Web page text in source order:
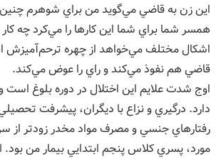
اين زن به قاضي مي‌گويد من براي شوهرم چنين
همسر شما براي شما اين كارها را مي‌كرد چه
اشكال مختلف مي‌خواهد از چهره ترحم‌آميزش
قاضي هم نفوذ مي‌كند و راي‌ را عوض مي‌كند.
اوج شدت علايم اين اختلال در دوره بلوغ است
دارد. درگيري و نزاع با ديگران، پيشرفت
رفتارهاي جنسي و مصرف مواد مخدر زودتر از
مورد، پسري كلاس پنجم ابتدايي بيمار من بود.